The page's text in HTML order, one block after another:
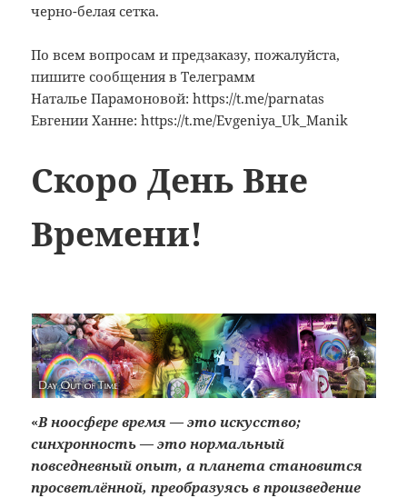
черно-белая сетка.
По всем вопросам и предзаказу, пожалуйста,
пишите сообщения в Телеграмм
Наталье Парамоновой: https://t.me/parnatas
Евгении Ханне: https://t.me/Evgeniya_Uk_Manik
Скоро День Вне
Времени!
«В ноосфере время — это искусство;
синхронность — это нормальный
повседневный опыт, а планета становится
просветлённой, преобразуясь в произведение